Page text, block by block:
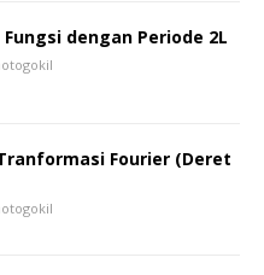
dengan Periode 2L
Fourier (Deret